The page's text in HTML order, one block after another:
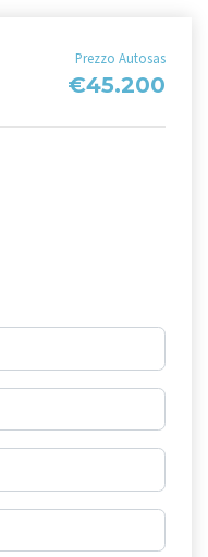
Prezzo Autosas
€45.200